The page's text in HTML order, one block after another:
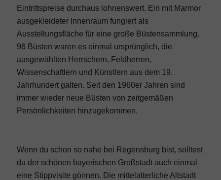
Eintrittspreise durchaus lohnenswert. Ein mit Marmor
ausgekleideter Innenraum fungiert als
Ausstellungsfläche für eine große Büstensammlung.
96 Büsten waren es einmal ursprünglich, die
ausgewählten Herrschern, Feldherren,
Wissenschaftlern und Künstlern aus dem 19.
Jahrhundert galten. Seit den 1960er Jahren sind
immer wieder neue Büsten von zeitgemäßen
Persönlichkeiten hinzugekommen.
Wenn du schon so nahe bei Regensburg bist, solltest
du der schönen bayerischen Großstadt auch einmal
eine Stippvisite gönnen. Die mittelalterliche Altstadt